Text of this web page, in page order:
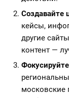
Создавайте
кейсы,
другие
контент —
московские